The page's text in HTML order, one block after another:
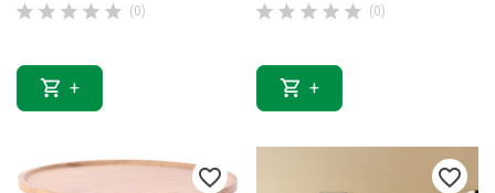
     (0)
 +
     (0)
 +
favorite_border favorite_border